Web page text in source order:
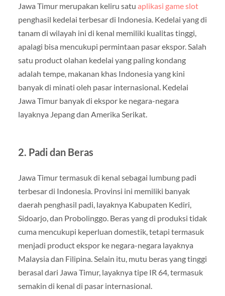
Jawa Timur merupakan keliru satu aplikasi game slot
penghasil kedelai terbesar di Indonesia. Kedelai yang di
tanam di wilayah ini di kenal memiliki kualitas tinggi,
apalagi bisa mencukupi permintaan pasar ekspor. Salah
satu product olahan kedelai yang paling kondang
adalah tempe, makanan khas Indonesia yang kini
banyak di minati oleh pasar internasional. Kedelai
Jawa Timur banyak di ekspor ke negara-negara
layaknya Jepang dan Amerika Serikat.
2. Padi dan Beras
Jawa Timur termasuk di kenal sebagai lumbung padi
terbesar di Indonesia. Provinsi ini memiliki banyak
daerah penghasil padi, layaknya Kabupaten Kediri,
Sidoarjo, dan Probolinggo. Beras yang di produksi tidak
cuma mencukupi keperluan domestik, tetapi termasuk
menjadi product ekspor ke negara-negara layaknya
Malaysia dan Filipina. Selain itu, mutu beras yang tinggi
berasal dari Jawa Timur, layaknya tipe IR 64, termasuk
semakin di kenal di pasar internasional.